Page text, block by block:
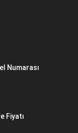
Numarası
Fiyatı